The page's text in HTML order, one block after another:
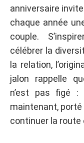
anniversaire
chaque année
couple.
célébrer la
la relation,
jalon rappelle
n’est pas figé
maintenant, porté
continuer la route